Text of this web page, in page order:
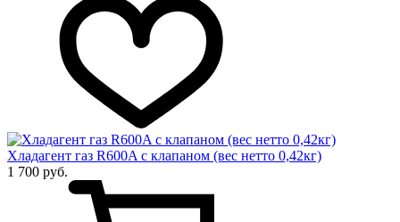
Хладагент газ R600A с клапаном (вес нетто 0,42кг)
1 700 руб.